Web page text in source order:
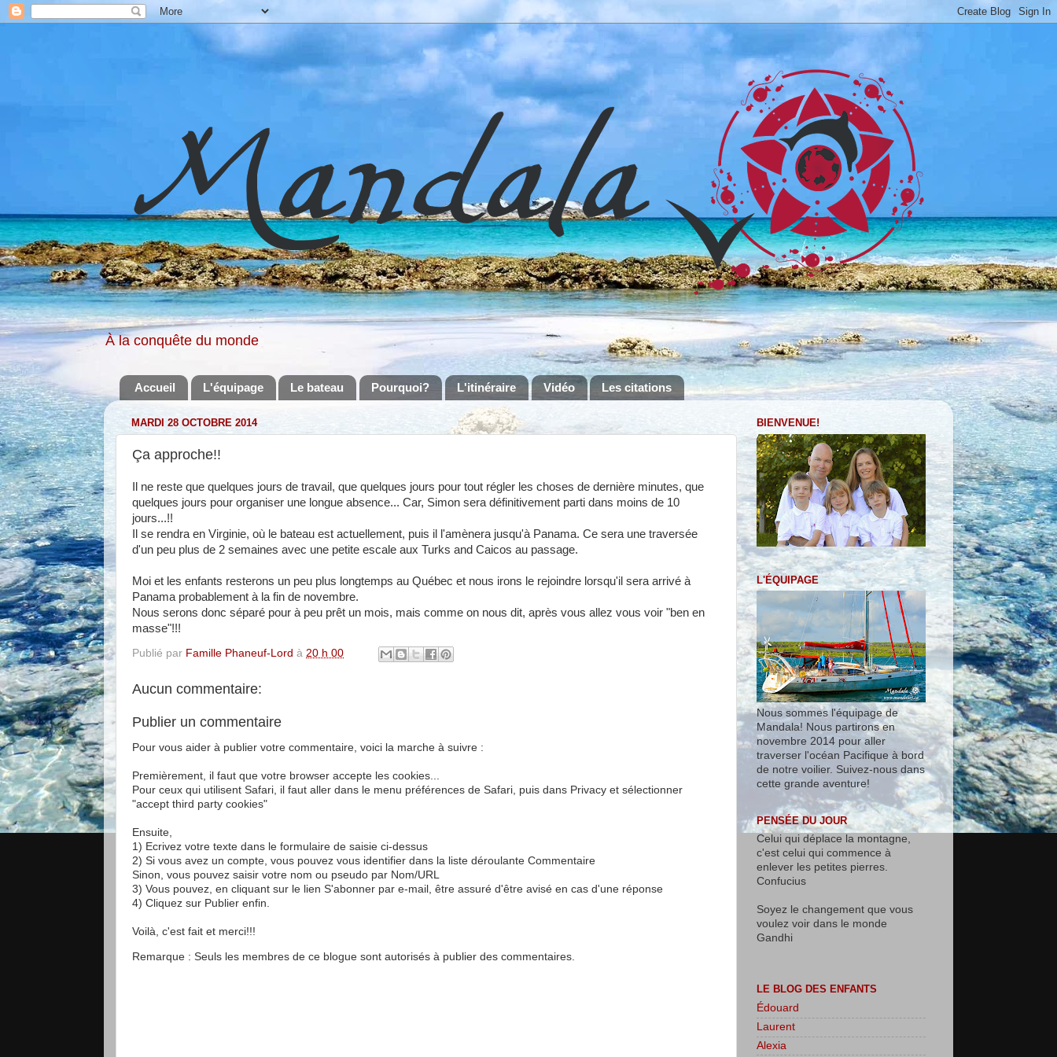
À la conquête du monde
Accueil L'équipage Le bateau Pourquoi? L'itinéraire Vidéo Les citations
MARDI 28 OCTOBRE 2014
Ça approche!!
Il ne reste que quelques jours de travail, que quelques jours pour tout régler les choses de dernière minutes, que
quelques jours pour organiser une longue absence... Car, Simon sera définitivement parti dans moins de 10
jours...!!
Il se rendra en Virginie, où le bateau est actuellement, puis il l'amènera jusqu'à Panama. Ce sera une traversée
d'un peu plus de 2 semaines avec une petite escale aux Turks and Caicos au passage.
Moi et les enfants resterons un peu plus longtemps au Québec et nous irons le rejoindre lorsqu'il sera arrivé à
Panama probablement à la fin de novembre.
Nous serons donc séparé pour à peu prêt un mois, mais comme on nous dit, après vous allez vous voir "ben en
masse"!!!
Publié par Famille Phaneuf-Lord à 20 h 00
Aucun commentaire:
Publier un commentaire
Pour vous aider à publier votre commentaire, voici la marche à suivre :
Premièrement, il faut que votre browser accepte les cookies...
Pour ceux qui utilisent Safari, il faut aller dans le menu préférences de Safari, puis dans Privacy et sélectionner
"accept third party cookies"
Ensuite,
1) Ecrivez votre texte dans le formulaire de saisie ci-dessus
2) Si vous avez un compte, vous pouvez vous identifier dans la liste déroulante Commentaire
Sinon, vous pouvez saisir votre nom ou pseudo par Nom/URL
3) Vous pouvez, en cliquant sur le lien S'abonner par e-mail, être assuré d'être avisé en cas d'une réponse
4) Cliquez sur Publier enfin.
Voilà, c'est fait et merci!!!
Remarque : Seuls les membres de ce blogue sont autorisés à publier des commentaires.
BIENVENUE!
L'ÉQUIPAGE
Nous sommes l'équipage de
Mandala! Nous partirons en
novembre 2014 pour aller
traverser l'océan Pacifique à bord
de notre voilier. Suivez-nous dans
cette grande aventure!
PENSÉE DU JOUR
Celui qui déplace la montagne,
c'est celui qui commence à
enlever les petites pierres.
Confucius
Soyez le changement que vous
voulez voir dans le monde
Gandhi
LE BLOG DES ENFANTS
Édouard
Laurent
Alexia